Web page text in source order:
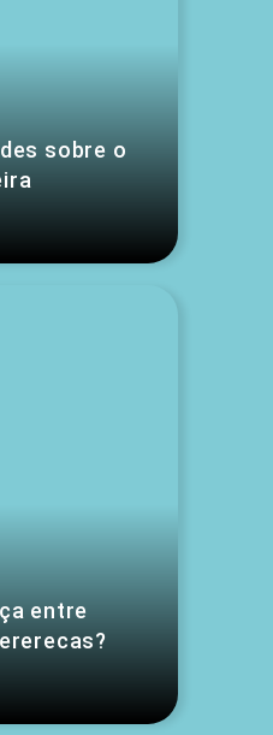
sobre o
entre